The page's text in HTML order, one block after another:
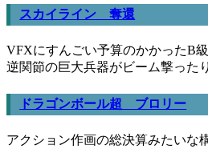
スカイライン 奪還
VFXにすんごい予算のかかったB級
逆関節の巨大兵器がビーム撃った
ドラゴンボール超 ブロリー
アクション作画の総決算みたいな